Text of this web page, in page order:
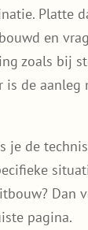
Platte
en
zoals bij
is de aanleg
je de
Dan
pagina.